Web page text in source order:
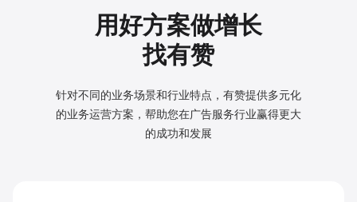
用好方案做增长
找有赞
针对不同的业务场景和行业特点，有赞提供多元化
的业务运营方案，帮助您在广告服务行业赢得更大
的成功和发展